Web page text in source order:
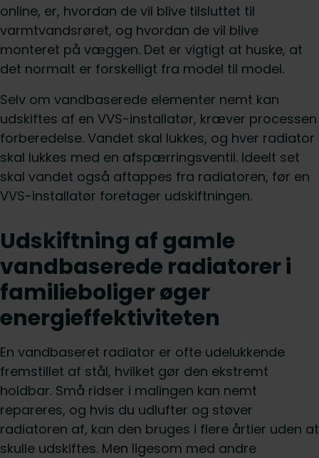
online, er, hvordan de vil blive tilsluttet til
varmtvandsrøret, og hvordan de vil blive
monteret på væggen. Det er vigtigt at huske, at
det normalt er forskelligt fra model til model.
Selv om vandbaserede elementer nemt kan
udskiftes af en VVS-installatør, kræver processen
forberedelse. Vandet skal lukkes, og hver radiator
skal lukkes med en afspærringsventil. Ideelt set
skal vandet også aftappes fra radiatoren, før en
VVS-installatør foretager udskiftningen.
Udskiftning af gamle
vandbaserede radiatorer i
familieboliger øger
energieffektiviteten
En vandbaseret radiator er ofte udelukkende
fremstillet af stål, hvilket gør den ekstremt
holdbar. Små ridser i malingen kan nemt
repareres, og hvis du udlufter og støver
radiatoren af, kan den bruges i flere årtier uden at
skulle udskiftes. Men ligesom med andre